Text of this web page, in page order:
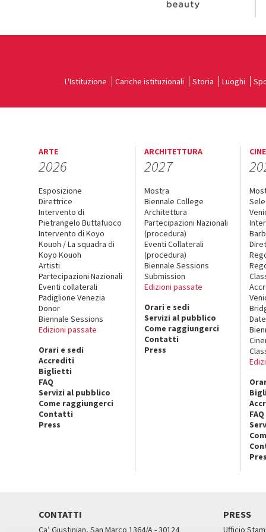
L'Istituzione Cariche istituzionali Storia Luoghi
ARTE
2026
Esposizione
Direttrice
Intervento di
Pietrangelo Buttafuoco
Intervento di Koyo
Kouoh / La squadra di
Koyo Kouoh
Artisti
Partecipazioni Nazionali
Eventi collaterali
Padiglione Venezia
Donor
Biennale Sessions
Edizioni passate
Orari e sedi
Accrediti
Biglietti
FAQ
Servizi al pubblico
Come raggiungerci
Contatti
Press
ARCHITETTURA
2027
Mostra
Biennale College
Architettura
Partecipazioni Nazionali
(procedura)
Eventi Collaterali
(procedura)
Biennale Sessions
Submission
Edizioni passate
Orari e sedi
Servizi al pubblico
Come raggiungerci
Contatti
Press
FAQ
CONTATTI
Ca’ Giustinian, San Marco 1364/A - 30124
PRESS
Ufficio